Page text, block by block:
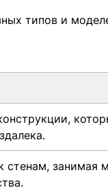
типов и
стенам, занимая